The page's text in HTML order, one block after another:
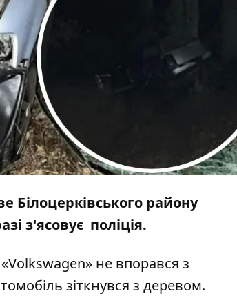
Білоцерківського району
з'ясовує поліція.
не впорався з
зіткнувся з деревом.